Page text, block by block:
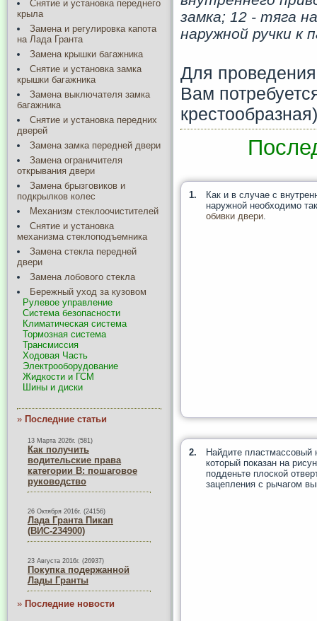
Снятие и установка переднего
крыла
Замена и регулировка капота
на Лада Гранта
Замена крышки багажника
Снятие и установка замка
крышки багажника
Замена выключателя замка
багажника
Снятие и установка передних
дверей
Замена замка передней двери
Замена ограничителя
открывания двери
Замена брызговиков и
подкрылков колес
Механизм стеклоочистителей
Снятие и установка
механизма стеклоподъемника
Замена стекла передней
двери
Замена лобового стекла
Бережный уход за кузовом
Рулевое управление
Система безопасности
Климатическая система
Тормозная система
Трансмиссия
Ходовая Часть
Электрооборудование
Жидкости и ГСМ
Шины и диски
» Последние статьи
13 Марта 2026г. (581)
Как получить
водительские права
категории B: пошаговое
руководство
26 Октября 2016г. (24156)
Лада Гранта Пикап
(ВИС-234900)
23 Августа 2016г. (26937)
Покупка подержанной
Лады Гранты
» Последние новости
замка; 12 - тяга
наружной ручки к
Для
Вам
1.
Как и в случае с
наружной необходимо
обивки двери
2.
Найдите пластмассовый
который показан на
подденьте плоской
зацепления с рычагом